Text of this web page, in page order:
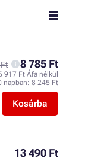
8 785 Ft
917 Ft Áfa nélkül
napban: 8 245 Ft
Kosárba
13 490 Ft